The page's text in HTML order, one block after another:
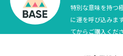
テニス四大大会・五輪
特別な意味を持つ
に運を呼び込みま
てからご購入くださ